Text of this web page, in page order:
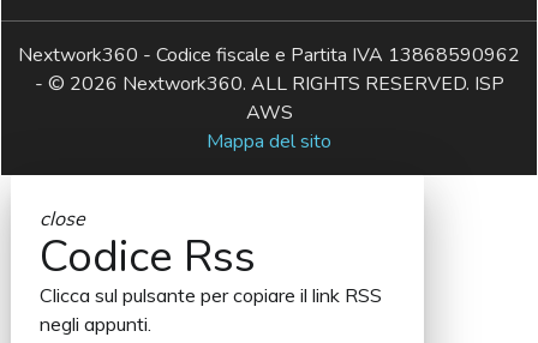
Nextwork360 - Codice fiscale e Partita IVA 13868590962
- © 2026 Nextwork360. ALL RIGHTS RESERVED. ISP
AWS
Mappa del sito
close
Codice Rss
Clicca sul pulsante per copiare il link RSS
negli appunti.